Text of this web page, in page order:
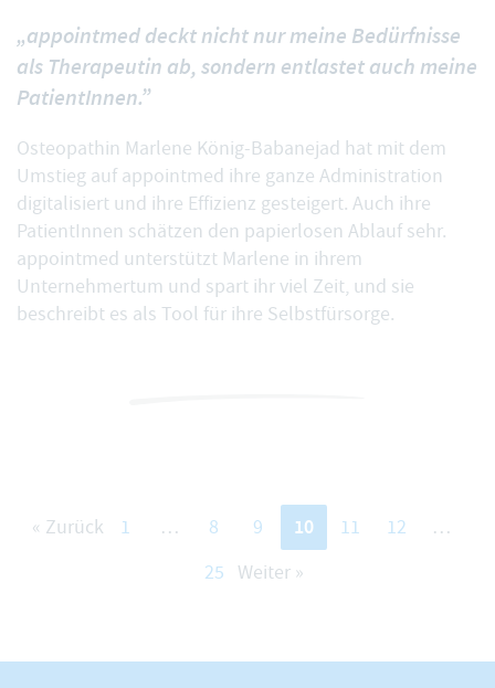
„appointmed deckt nicht nur meine Bedürfnisse
als Therapeutin ab, sondern entlastet auch meine
PatientInnen.”
Osteopathin Marlene König-Babanejad hat mit dem
Umstieg auf appointmed ihre ganze Administration
digitalisiert und ihre Effizienz gesteigert. Auch ihre
PatientInnen schätzen den papierlosen Ablauf sehr.
appointmed unterstützt Marlene in ihrem
Unternehmertum und spart ihr viel Zeit, und sie
beschreibt es als Tool für ihre Selbstfürsorge.
« Zurück 1 … 8 9 10 11 12
…
25
Weiter »